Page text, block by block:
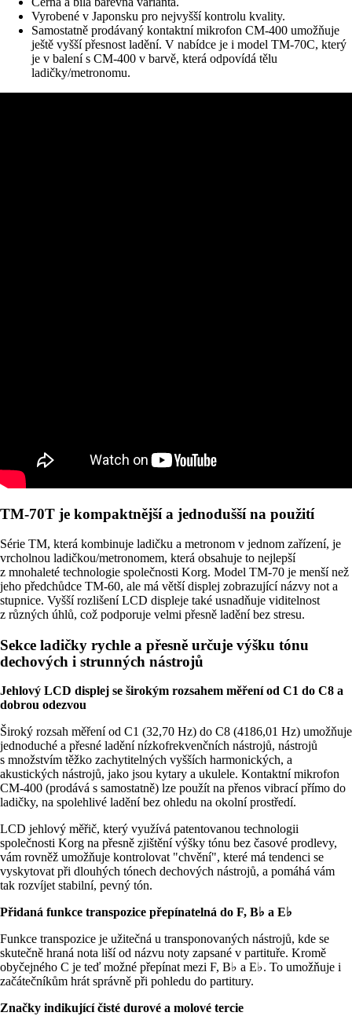
Vyrobené v Japonsku pro nejvyšší kontrolu kvality.
Samostatně prodávaný kontaktní mikrofon CM-400 umožňuje
ještě vyšší přesnost ladění. V nabídce je i model TM-70C, který
je v balení s CM-400 v barvě, která odpovídá tělu
ladičky/metronomu.
TM-70T je kompaktnější a jednodušší na použití
Série TM, která kombinuje ladičku a metronom v jednom zařízení, je
vrcholnou ladičkou/metronomem, která obsahuje to nejlepší
z mnohaleté technologie společnosti Korg. Model TM-70 je menší než
jeho předchůdce TM-60, ale má větší displej zobrazující názvy not a
stupnice. Vyšší rozlišení LCD displeje také usnadňuje viditelnost
z různých úhlů, což podporuje velmi přesně ladění bez stresu.
Sekce ladičky rychle a přesně určuje výšku tónu
dechových i strunných nástrojů
Jehlový LCD displej se širokým rozsahem měření od C1 do C8 a
dobrou odezvou
Široký rozsah měření od C1 (32,70 Hz) do C8 (4186,01 Hz) umožňuje
jednoduché a přesné ladění nízkofrekvenčních nástrojů, nástrojů
s množstvím těžko zachytitelných vyšších harmonických, a
akustických nástrojů, jako jsou kytary a ukulele. Kontaktní mikrofon
CM-400 (prodává s samostatně) lze použít na přenos vibrací přímo do
ladičky, na spolehlivé ladění bez ohledu na okolní prostředí.
LCD jehlový měřič, který využívá patentovanou technologii
společnosti Korg na přesně zjištění výšky tónu bez časové prodlevy,
vám rovněž umožňuje kontrolovat "chvění", které má tendenci se
vyskytovat při dlouhých tónech dechových nástrojů, a pomáhá vám
tak rozvíjet stabilní, pevný tón.
Přidaná funkce transpozice přepínatelná do F, B♭ a E♭
Funkce transpozice je užitečná u transponovaných nástrojů, kde se
skutečně hraná nota liší od názvu noty zapsané v partituře. Kromě
obyčejného C je teď možné přepínat mezi F, B♭ a E♭. To umožňuje i
začátečníkům hrát správně při pohledu do partitury.
Značky indikující čisté durové a molové tercie